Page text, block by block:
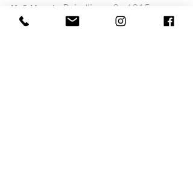
Kafi Uszyt
- Raindliweg 3 - 6315
Oberägeri